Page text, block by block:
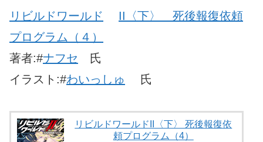
リビルドワールド
II〈下〉 死後報復依頼
プログラム（４）
著者:#ナフセ 氏
イラスト:#わいっしゅ 氏
リビルドワールドII〈下〉 死後報復依
頼プログラム（4）